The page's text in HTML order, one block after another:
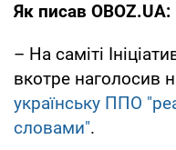
Як писав OBOZ.UA:
– На саміті
вкотре наголосив
українську ППО
словами".